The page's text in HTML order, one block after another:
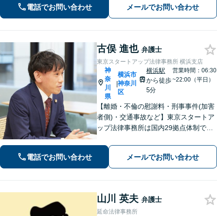
い相続問題に対応する豊富な実績」
「相続登記義務化に対応」【WEB面談
対応】
電話でお問い合わせ メールでお問い合わせ
古俣 進也 弁護士
東京スタートアップ法律事務所 横浜支店
神
奈
川
県
|
横浜市
神奈川
区
横浜駅
から徒歩
5分
営業時間：06:30
~22:00（平日）
【離婚・不倫の慰謝料・刑事事件(加害
者側)・交通事故など】東京スタートア
ップ法律事務所は国内29拠点体制で全
対応(法律相談は完全予約制)】各分野で
専門性の高い弁護士が寄り添い解決を
サポートします。
電話でお問い合わせ メールでお問い合わせ
山川 英夫 弁護士
延命法律事務所